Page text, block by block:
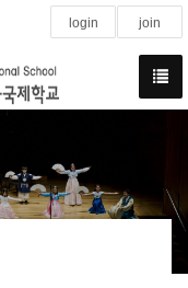
login join